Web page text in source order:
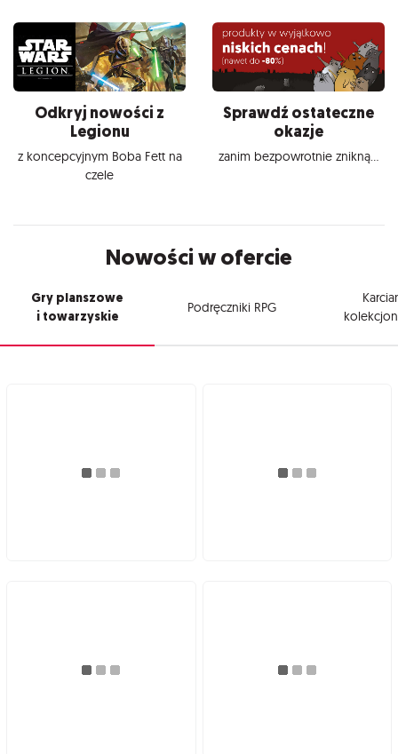
Odkryj nowości z
Legionu
z koncepcyjnym Boba Fett na
czele
Sprawdź ostateczne
okazje
zanim bezpowrotnie znikną...
Nowości w ofercie
Gry planszowe
i towarzyskie
Podręczniki RPG